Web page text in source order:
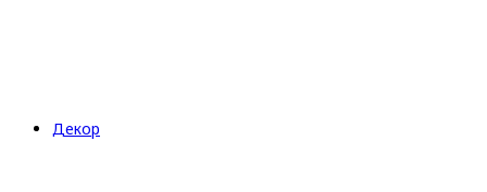
Декор